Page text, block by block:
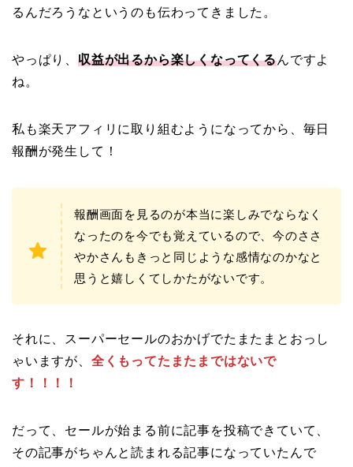
るんだろうなというのも伝わってきました。
やっぱり、 収益が出るから楽しくなってくるんですよ
ね。
私も楽天アフィリに取り組むようになってから、毎日
報酬が発生して！
報酬画面を見るのが本当に楽しみでならなく
なったのを今でも覚えているので、今のささ
やかさんもきっと同じような感情なのかなと
思うと嬉しくてしかたがないです。
それに、スーパーセールのおかげでたまたまとおっし
ゃいますが、 全くもってたまたまではないで
す！！！！
だって、セールが始まる前に記事を投稿できていて、
その記事がちゃんと読まれる記事になっていたんで